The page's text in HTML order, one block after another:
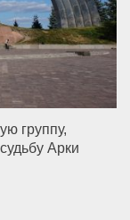
группу,
Арки